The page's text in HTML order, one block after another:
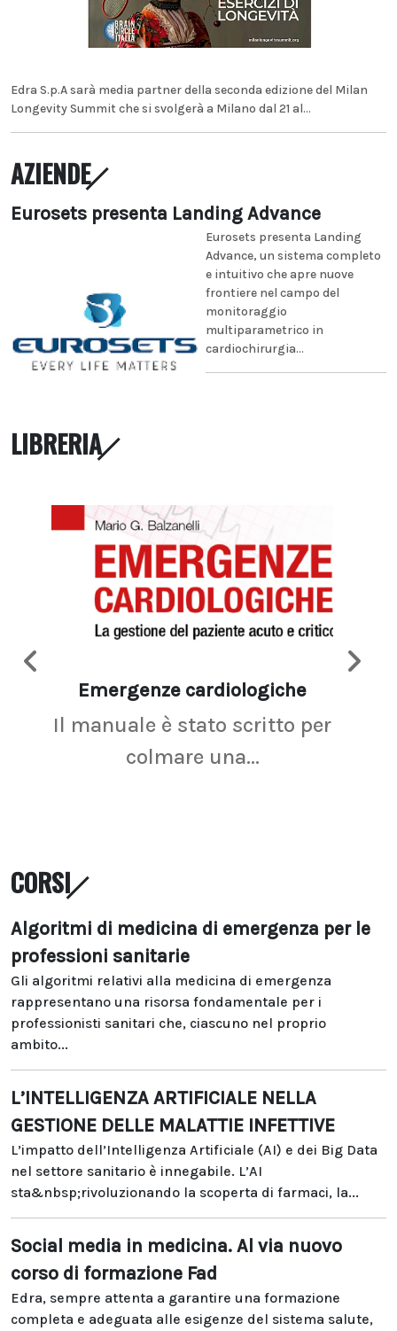
Edra S.p.A sarà media partner della seconda edizione del Milan
Longevity Summit che si svolgerà a Milano dal 21 al...
AZIENDE
Eurosets presenta Landing Advance
Eurosets presenta Landing
Advance, un sistema completo
e intuitivo che apre nuove
frontiere nel campo del
monitoraggio
multiparametrico in
cardiochirurgia...
LIBRERIA
Emergenze cardiologiche
Il manuale è stato scritto per
colmare una...
CORSI
Algoritmi di medicina di emergenza per le
professioni sanitarie
Gli algoritmi relativi alla medicina di emergenza
rappresentano una risorsa fondamentale per i
professionisti sanitari che, ciascuno nel proprio
ambito...
L’INTELLIGENZA ARTIFICIALE NELLA
GESTIONE DELLE MALATTIE INFETTIVE
L’impatto dell’Intelligenza Artificiale (AI) e dei Big Data
nel settore sanitario è innegabile. L’AI
sta&nbsp;rivoluzionando la scoperta di farmaci, la...
Social media in medicina. Al via nuovo
corso di formazione Fad
Edra, sempre attenta a garantire una formazione
completa e adeguata alle esigenze del sistema salute,